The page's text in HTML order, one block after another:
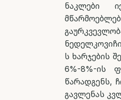
ნაკლები
ს ხარჯების
6%-8%-ის
წარადგენს,
გავლენას